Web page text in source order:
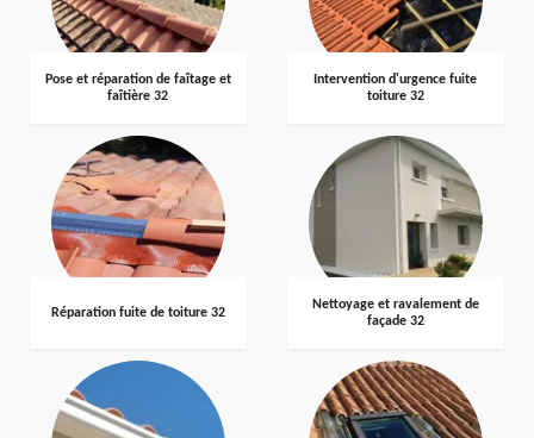
Pose et réparation de faîtage et
faîtière 32
Intervention d'urgence fuite
toiture 32
Réparation fuite de toiture 32
Nettoyage et ravalement de
façade 32